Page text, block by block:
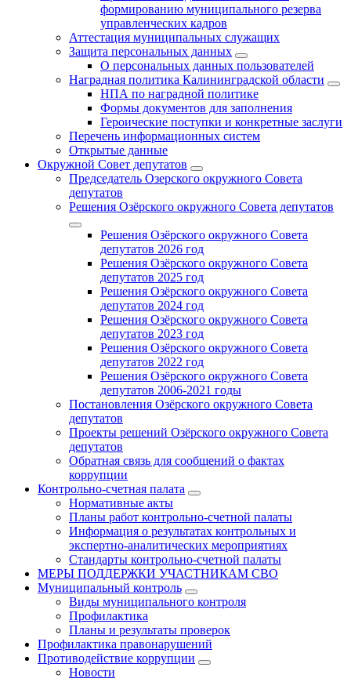
формированию муниципального резерва
управленческих кадров
Аттестация муниципальных служащих
Защита персональных данных
О персональных данных пользователей
Наградная политика Калининградской области
НПА по наградной политике
Формы документов для заполнения
Героические поступки и конкретные заслуги
Перечень информационных систем
Открытые данные
Окружной Совет депутатов
Председатель Озерского окружного Совета
депутатов
Решения Озёрского окружного Совета депутатов
Решения Озёрского окружного Совета
депутатов 2026 год
Решения Озёрского окружного Совета
депутатов 2025 год
Решения Озёрского окружного Совета
депутатов 2024 год
Решения Озёрского окружного Совета
депутатов 2023 год
Решения Озёрского окружного Совета
депутатов 2022 год
Решения Озёрского окружного Совета
депутатов 2006-2021 годы
Постановления Озёрского окружного Совета
депутатов
Проекты решений Озёрского окружного Совета
депутатов
Обратная связь для сообщений о фактах
коррупции
Контрольно-счетная палата
Нормативные акты
Планы работ контрольно-счетной палаты
Информация о результатах контрольных и
экспертно-аналитических мероприятиях
Стандарты контрольно-счетной палаты
МЕРЫ ПОДДЕРЖКИ УЧАСТНИКАМ СВО
Муниципальный контроль
Виды муниципального контроля
Профилактика
Планы и результаты проверок
Профилактика правонарушений
Противодействие коррупции
Новости